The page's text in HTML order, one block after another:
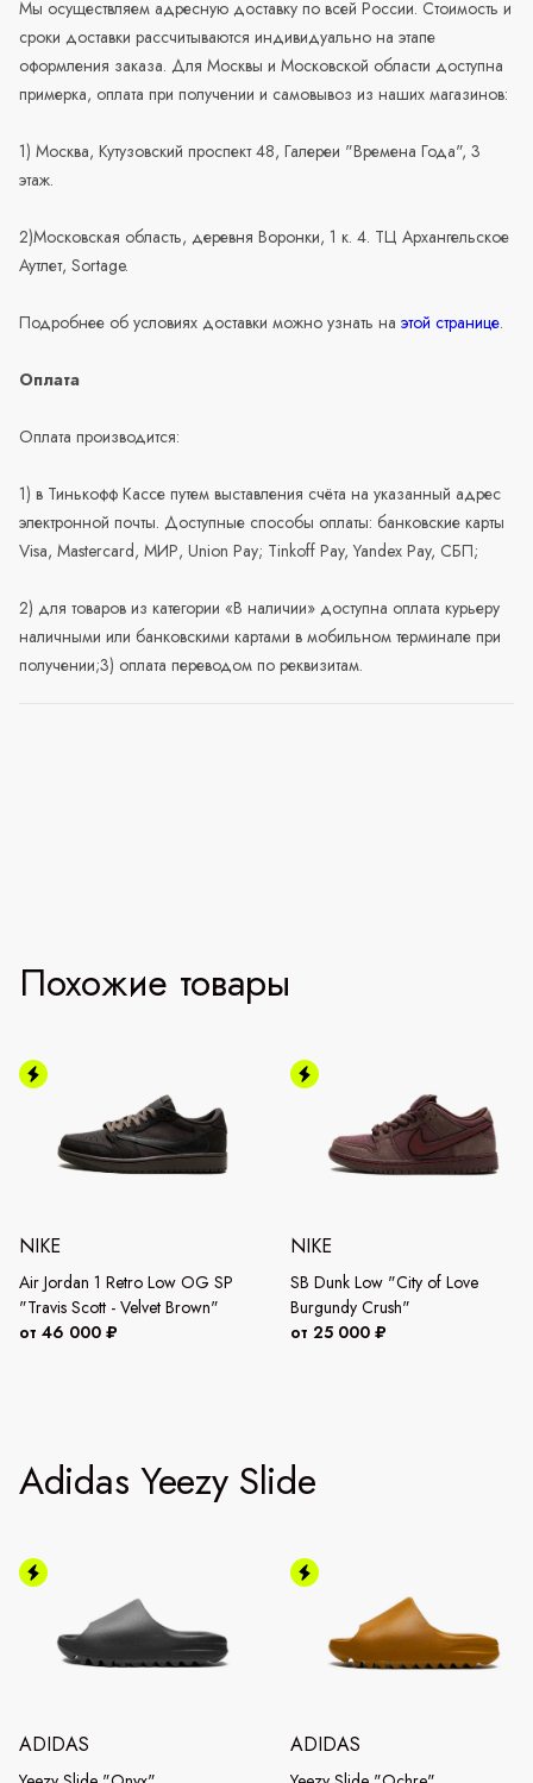
Мы осуществляем адресную доставку по всей России. Стоимость и
сроки доставки рассчитываются индивидуально на этапе
оформления заказа. Для Москвы и Московской области доступна
примерка, оплата при получении и самовывоз из наших магазинов:
1) Москва, Кутузовский проспект 48, Галереи "Времена Года", 3
этаж.
2)Московская область, деревня Воронки, 1 к. 4. ТЦ Архангельское
Аутлет, Sortage.
Подробнее об условиях доставки можно узнать на этой странице.
Оплата
Оплата производится:
1) в Тинькофф Кассе путем выставления счёта на указанный адрес
электронной почты. Доступные способы оплаты: банковские карты
Visa, Mastercard, МИР, Union Pay; Tinkoff Pay, Yandex Pay, СБП;
2) для товаров из категории «В наличии» доступна оплата курьеру
наличными или банковскими картами в мобильном терминале при
получении;3) оплата переводом по реквизитам.
Похожие товары
NIKE
Air Jordan 1 Retro Low OG SP
"Travis Scott - Velvet Brown"
от 46 000 ₽
NIKE
SB Dunk Low "City of Love
Burgundy Crush"
от 25 000 ₽
Adidas Yeezy Slide
ADIDAS ADIDAS